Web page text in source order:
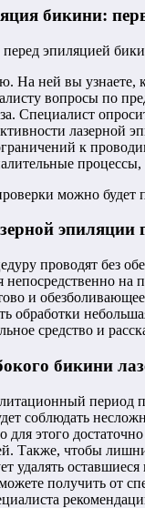
бикини:
эпиляцией
На ней вы узнаете,
вопросы по
Специалист
лазерной
к
можно будет
эпиляции
проводят без
непосредственно на
и
обработки
средство и
бикини
период
соблюдать
для этого
Также, чтобы
удалять
получить от